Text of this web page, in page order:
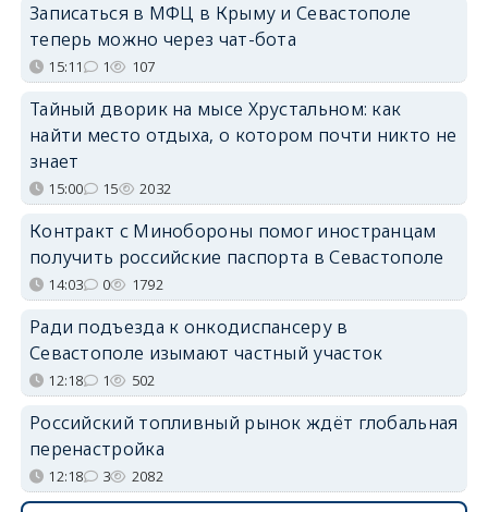
Записаться в МФЦ в Крыму и Севастополе
теперь можно через чат-бота
15:11 1 107
Тайный дворик на мысе Хрустальном: как
найти место отдыха, о котором почти никто не
знает
15:00 15 2032
Контракт с Минобороны помог иностранцам
получить российские паспорта в Севастополе
14:03 0 1792
Ради подъезда к онкодиспансеру в
Севастополе изымают частный участок
12:18 1 502
Российский топливный рынок ждёт глобальная
перенастройка
12:18 3 2082